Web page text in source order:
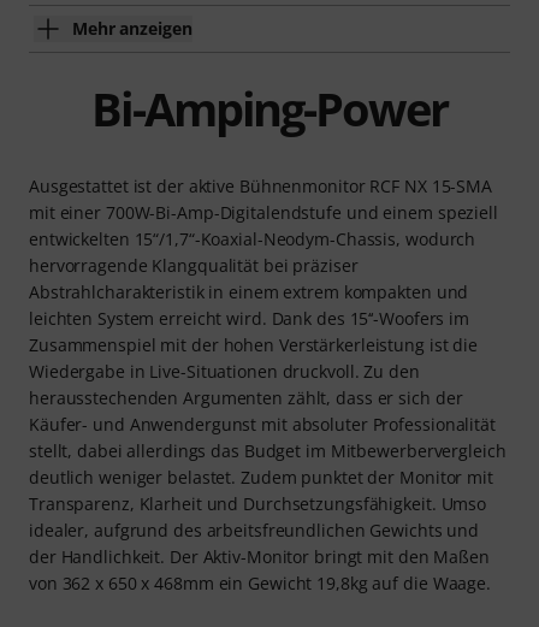
Mehr anzeigen
Bi-Amping-Power
Ausgestattet ist der aktive Bühnenmonitor RCF NX 15-SMA
mit einer 700W-Bi-Amp-Digitalendstufe und einem speziell
entwickelten 15“/1,7“-Koaxial-Neodym-Chassis, wodurch
hervorragende Klangqualität bei präziser
Abstrahlcharakteristik in einem extrem kompakten und
leichten System erreicht wird. Dank des 15‘‘-Woofers im
Zusammenspiel mit der hohen Verstärkerleistung ist die
Wiedergabe in Live-Situationen druckvoll. Zu den
herausstechenden Argumenten zählt, dass er sich der
Käufer- und Anwendergunst mit absoluter Professionalität
stellt, dabei allerdings das Budget im Mitbewerbervergleich
deutlich weniger belastet. Zudem punktet der Monitor mit
Transparenz, Klarheit und Durchsetzungsfähigkeit. Umso
idealer, aufgrund des arbeitsfreundlichen Gewichts und
der Handlichkeit. Der Aktiv-Monitor bringt mit den Maßen
von 362 x 650 x 468mm ein Gewicht 19,8kg auf die Waage.